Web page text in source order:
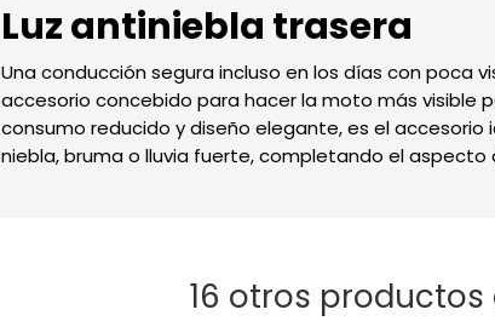
Luz antiniebla trasera
Una conducción segura incluso en los días con poca
accesorio concebido para hacer la moto más visible
consumo reducido y diseño elegante, es el
niebla, bruma o lluvia fuerte, completando el
16 otros